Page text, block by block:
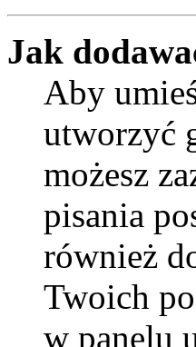
Jak
Aby
utworzyć
możesz
pisania
również
Twoich
w panelu